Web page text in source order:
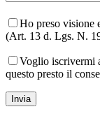
Ho preso visione
(Art. 13 d. Lgs. N.
Voglio iscrivermi
questo presto il